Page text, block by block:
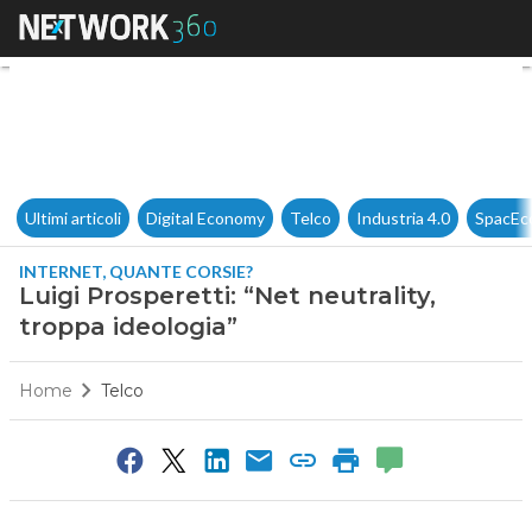
Luigi Prosperetti: “Net
Ultimi articoli Digital Economy Telco Industria 4.0
INTERNET, QUANTE CORSIE?
Luigi Prosperetti: “Net neutrality,
troppa ideologia”
Home Telco